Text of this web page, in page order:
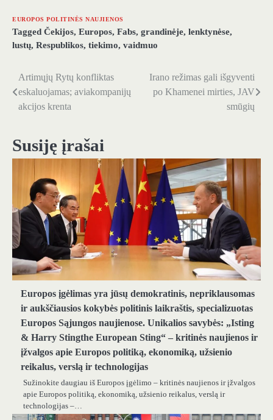
EUROPOS POLITINĖS NAUJIENOS
Tagged Čekijos, Europos, Fabs, grandinėje, lenktynėse,
lustų, Respublikos, tiekimo, vaidmuo
Navigacija
tarp
Artimųjų Rytų konfliktas
eskaluojamas; aviakompanijų
akcijos krenta
Irano režimas gali išgyventi
po Khamenei mirties, JAV
smūgių
Susiję įrašai
Europos įgėlimas yra jūsų demokratinis, nepriklausomas
ir aukščiausios kokybės politinis laikraštis, specializuotas
Europos Sąjungos naujienose. Unikalios savybės: „Isting
& Harry Stingthe European Sting“ – kritinės naujienos ir
įžvalgos apie Europos politiką, ekonomiką, užsienio
reikalus, verslą ir technologijas
Sužinokite daugiau iš Europos įgėlimo – kritinės naujienos ir įžvalgos
apie Europos politiką, ekonomiką, užsienio reikalus, verslą ir
technologijas –…